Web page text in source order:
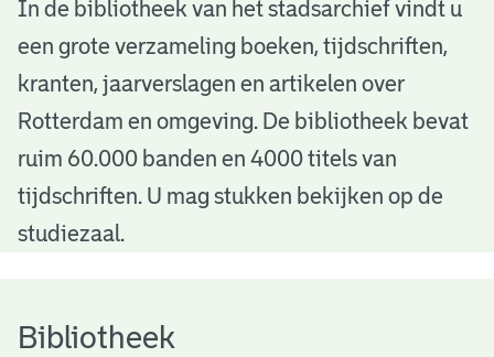
B
b
o
h
In de bibliotheek van het stadsarchief vindt u
een grote verzameling boeken, tijdschriften,
kranten, jaarverslagen en artikelen over
Rotterdam en omgeving. De bibliotheek bevat
ruim 60.000 banden en 4000 titels van
tijdschriften. U mag stukken bekijken op de
studiezaal.
Bibliotheek